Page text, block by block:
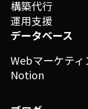
構築代行
運用支援
データベース
Webマーケティ
Notion